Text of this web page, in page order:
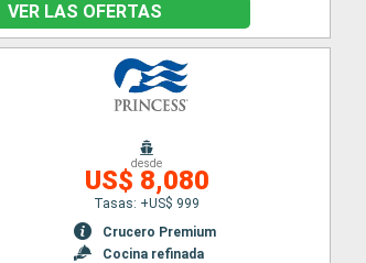
VER LAS OFERTAS
desde
US$ 8,080
Tasas: +US$ 999
Crucero Premium
Cocina refinada